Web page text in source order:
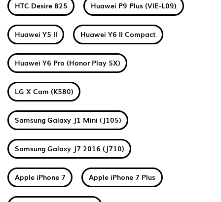
HTC Desire 825 Huawei P9 Plus (VIE-L09)
Huawei Y5 II Huawei Y6 II Compact
Huawei Y6 Pro (Honor Play 5X)
LG X Cam (K580)
Samsung Galaxy J1 Mini (J105)
Samsung Galaxy J7 2016 (J710)
Apple iPhone 7 Apple iPhone 7 Plus